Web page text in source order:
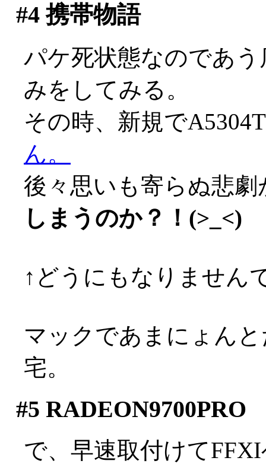
#4携帯物語
パケ死状態なのであ
みをしてみる。
その時、新規で
ん。
後々思いも寄らぬ悲
しまうのか？！(>_<)
↑どうにもなりません
マックであまにょん
宅。
#5 RADEON9700PRO
で、早速取付けて